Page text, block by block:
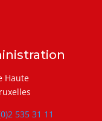
Haute
535 31 11